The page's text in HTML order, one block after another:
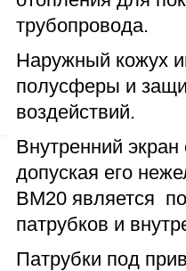
трубопровода.
Наружный кожух
полусферы и
воздействий.
Внутренний
допуская его
BM20 является
патрубков и
Патрубки под